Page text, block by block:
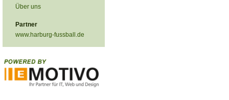
Über uns
Partner
www.harburg-fussball.de